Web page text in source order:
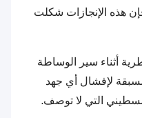
هذه الإنجازات شكلت
أثناء سير الوساطة
لإفشال أي جهد
التي لا توصف.